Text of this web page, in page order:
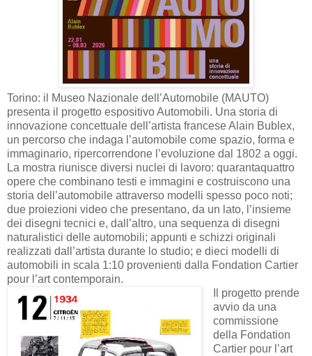
Torino: il Museo Nazionale dell’Automobile (MAUTO)
presenta il progetto espositivo Automobili. Una storia di
innovazione concettuale dell’artista francese Alain Bublex,
un percorso che indaga l’automobile come spazio, forma e
immaginario, ripercorrendone l’evoluzione dal 1802 a oggi.
La mostra riunisce diversi nuclei di lavoro: quarantaquattro
opere che combinano testi e immagini e costruiscono una
storia dell’automobile attraverso modelli spesso poco noti;
due proiezioni video che presentano, da un lato, l’insieme
dei disegni tecnici e, dall’altro, una sequenza di disegni
naturalistici delle automobili; appunti e schizzi originali
realizzati dall’artista durante lo studio; e dieci modelli di
automobili in scala 1:10 provenienti dalla Fondation Cartier
pour l’art contemporain.
Il progetto prende
avvio da una
commissione
della Fondation
Cartier pour l’art